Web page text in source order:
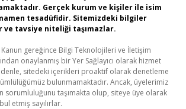
Gerçek kurum ve kişiler ile isim
tesadüfidir. Sitemizdeki bilgiler
tavsiye niteliği taşımazlar.
Kanun gereğince Bilgi Teknolojileri ve İletişim
onaylanmış bir Yer Sağlayıcı olarak hizmet
sitedeki içerikleri proaktif olarak denetleme
bulunmamaktadır. Ancak, üyelerimiz
sorumluluğunu taşımakta olup, siteye üye olarak
etmiş sayılırlar.